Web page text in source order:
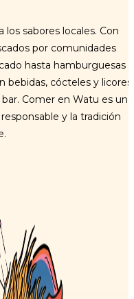
sabores locales. Con
por comunidades
hasta hamburguesas y
bebidas, cócteles y licores
Comer en Watu es una
y la tradición